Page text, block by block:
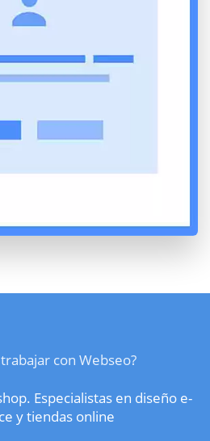
con Webseo?
Especialistas en diseño e-
y tiendas online